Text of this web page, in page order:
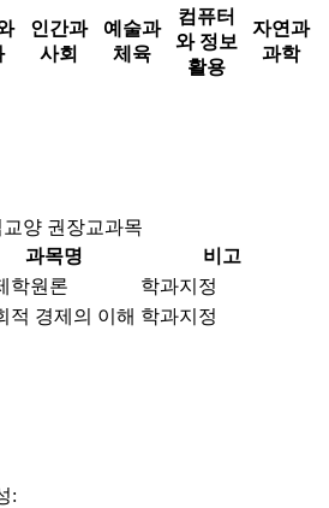
인간과
사회
예술과
체육
컴퓨터
와 정보
활용
자연과
과학
교양 권장교과목
과목명
비고
학원론
학과지정
적 경제의 이해 학과지정
: